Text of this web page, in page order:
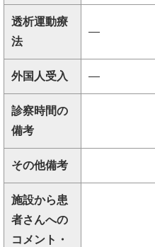
透析運動療
法
―
外国人受入 ―
診察時間の
備考
その他備考
施設から患
者さんへの
コメント・